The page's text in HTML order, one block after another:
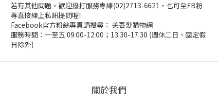
若有其他問題，歡迎撥打服務專線(02)2713-6621，也可至FB粉
專直接線上私訊提問喔!
Facebook官方粉絲專頁請搜尋： 美吾髮購物網
服務時間：一至五 09:00-12:00；13:30-17:30 (週休二日、國定假
日除外)
關於我們